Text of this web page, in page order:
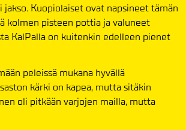
jakso. Kuopiolaiset ovat napsineet tämän
kolmen pisteen pottia ja valuneet
KalPalla on kuitenkin edelleen pienet
peleissä mukana hyvällä
kärki on kapea, mutta sitäkin
oli pitkään varjojen mailla, mutta